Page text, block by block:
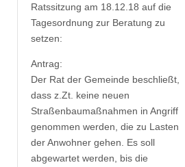
Ratssitzung am 18.12.18 auf die
Tagesordnung zur Beratung zu
setzen:
Antrag:
Der Rat der Gemeinde beschließt,
dass z.Zt. keine neuen
Straßenbaumaßnahmen in Angriff
genommen werden, die zu Lasten
der Anwohner gehen. Es soll
abgewartet werden, bis die